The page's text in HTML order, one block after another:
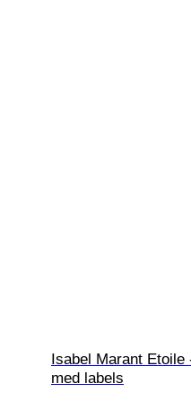
Isabel Marant
med labels